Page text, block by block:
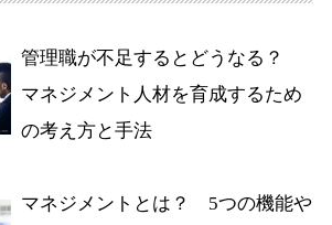
管理職が不足するとどうなる？
マネジメント人材を育成するため
の考え方と手法
マネジメントとは？ 5つの機能や